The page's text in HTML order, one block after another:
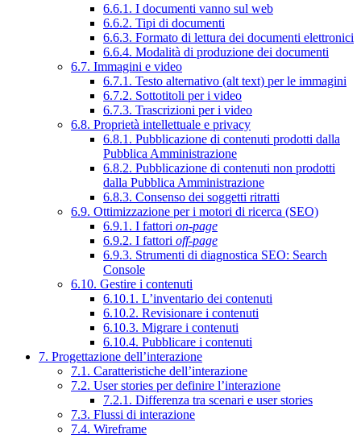
6.6.1. I documenti vanno sul web
6.6.2. Tipi di documenti
6.6.3. Formato di lettura dei documenti elettronici
6.6.4. Modalità di produzione dei documenti
6.7. Immagini e video
6.7.1. Testo alternativo (alt text) per le immagini
6.7.2. Sottotitoli per i video
6.7.3. Trascrizioni per i video
6.8. Proprietà intellettuale e privacy
6.8.1. Pubblicazione di contenuti prodotti dalla
Pubblica Amministrazione
6.8.2. Pubblicazione di contenuti non prodotti
dalla Pubblica Amministrazione
6.8.3. Consenso dei soggetti ritratti
6.9. Ottimizzazione per i motori di ricerca (SEO)
6.9.1. I fattori on-page
6.9.2. I fattori off-page
6.9.3. Strumenti di diagnostica SEO: Search
Console
6.10. Gestire i contenuti
6.10.1. L’inventario dei contenuti
6.10.2. Revisionare i contenuti
6.10.3. Migrare i contenuti
6.10.4. Pubblicare i contenuti
7. Progettazione dell’interazione
7.1. Caratteristiche dell’interazione
7.2. User stories per definire l’interazione
7.2.1. Differenza tra scenari e user stories
7.3. Flussi di interazione
7.4. Wireframe